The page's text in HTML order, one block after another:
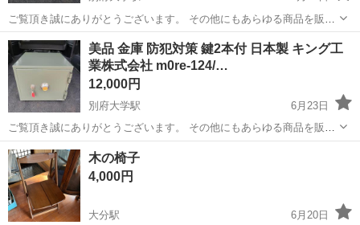
ご覧頂き誠にありがとうございます。 その他にもあらゆる商品を販売
しております。 よろしければ商品一覧ページをご覧下さい(^-^)
https://jmty.jp/s/profiles/60ae33e186b27139d1...
大分 別府市 別府大学駅 オフィス用家具 シュレッダー
美品 金庫 防犯対策 鍵2本付 日本製 キング工
業株式会社 m0re-124/…
12,000円
別府大学駅
6月23日
ご覧頂き誠にありがとうございます。 その他にもあらゆる商品を販売
しております。 よろしければ商品一覧ページをご覧下さい(^-^)
https://jmty.jp/s/profiles/60ae33e186b27139d1...
大分 別府市 別府大学駅
木の椅子
4,000円
大分駅
6月20日